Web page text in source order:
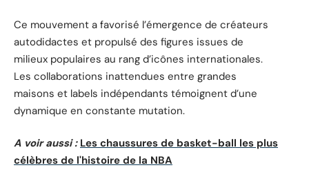
Ce mouvement a favorisé l’émergence de créateurs
autodidactes et propulsé des figures issues de
milieux populaires au rang d’icônes internationales.
Les collaborations inattendues entre grandes
maisons et labels indépendants témoignent d’une
dynamique en constante mutation.
A voir aussi : Les chaussures de basket-ball les plus
célèbres de l'histoire de la NBA